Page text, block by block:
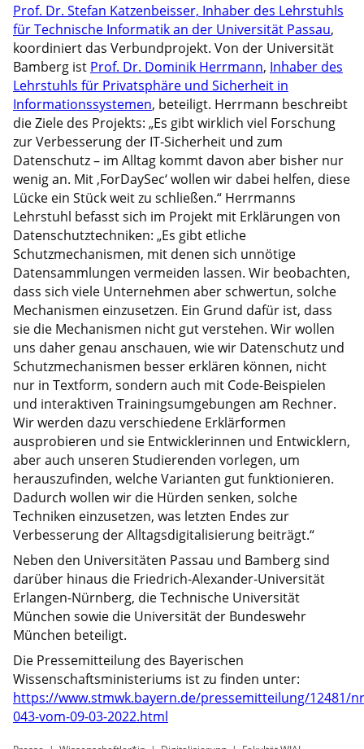
Prof. Dr. Stefan Katzenbeisser, Inhaber des Lehrstuhls
für Technische Informatik an der Universität Passau,
koordiniert das Verbundprojekt. Von der Universität
Bamberg ist Prof. Dr. Dominik Herrmann, Inhaber des
Lehrstuhls für Privatsphäre und Sicherheit in
Informationssystemen, beteiligt. Herrmann beschreibt
die Ziele des Projekts: „Es gibt wirklich viel Forschung
zur Verbesserung der IT-Sicherheit und zum
Datenschutz – im Alltag kommt davon aber bisher nur
wenig an. Mit ‚ForDaySec‘ wollen wir dabei helfen, diese
Lücke ein Stück weit zu schließen.“ Herrmanns
Lehrstuhl befasst sich im Projekt mit Erklärungen von
Datenschutztechniken: „Es gibt etliche
Schutzmechanismen, mit denen sich unnötige
Datensammlungen vermeiden lassen. Wir beobachten,
dass sich viele Unternehmen aber schwertun, solche
Mechanismen einzusetzen. Ein Grund dafür ist, dass
sie die Mechanismen nicht gut verstehen. Wir wollen
uns daher genau anschauen, wie wir Datenschutz und
Schutzmechanismen besser erklären können, nicht
nur in Textform, sondern auch mit Code-Beispielen
und interaktiven Trainingsumgebungen am Rechner.
Wir werden dazu verschiedene Erklärformen
ausprobieren und sie Entwicklerinnen und Entwicklern,
aber auch unseren Studierenden vorlegen, um
herauszufinden, welche Varianten gut funktionieren.
Dadurch wollen wir die Hürden senken, solche
Techniken einzusetzen, was letzten Endes zur
Verbesserung der Alltagsdigitalisierung beiträgt.“
Neben den Universitäten Passau und Bamberg sind
darüber hinaus die Friedrich-Alexander-Universität
Erlangen-Nürnberg, die Technische Universität
München sowie die Universität der Bundeswehr
München beteiligt.
Die Pressemitteilung des Bayerischen
Wissenschaftsministeriums ist zu finden unter:
https://www.stmwk.bayern.de/pressemitteilung/12481/
043-vom-09-03-2022.html